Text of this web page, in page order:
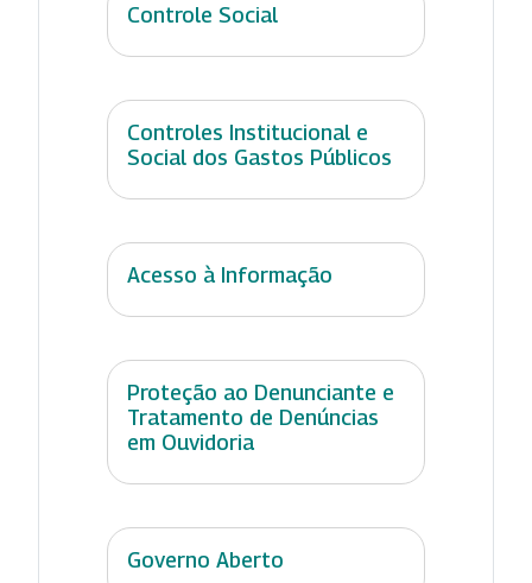
Controle Social
Controles Institucional e
Social dos Gastos Públicos
Acesso à Informação
Proteção ao Denunciante e
Tratamento de Denúncias
em Ouvidoria
Governo Aberto